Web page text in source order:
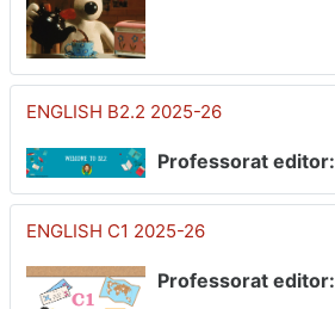
ENGLISH B2.2 2025-26
Professorat editor:
ENGLISH C1 2025-26
Professorat editor: